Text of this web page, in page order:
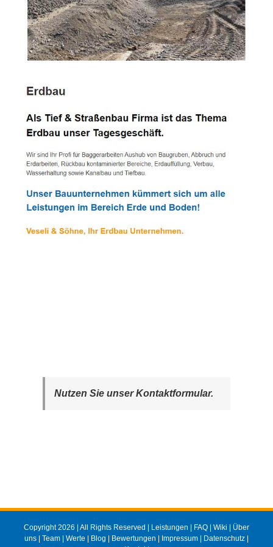
Nutzen Sie unser Kontaktformular.
Copyright 2026 | All Rights Reserved | Leistungen | FAQ | Wiki | Über
uns | Team | Werte | Blog | Bewertungen | Impressum | Datenschutz |